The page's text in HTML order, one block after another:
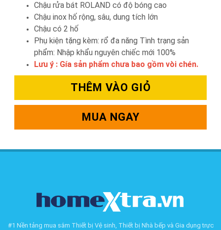
Chậu rửa bát ROLAND có độ bóng cao
Chậu inox hố rộng, sâu, dung tích lớn
Chậu có 2 hố
Phụ kiện tặng kèm: rổ đa năng Tình trạng sản
phẩm: Nhập khẩu nguyên chiếc mới 100%
Lưu ý : Gía sản phẩm chưa bao gồm vòi chén.
THÊM VÀO GIỎ
MUA NGAY
#1 Nền tảng mua sắm Thiết bị Vệ sinh, Thiết bị Nhà bếp và Gia dụng trực